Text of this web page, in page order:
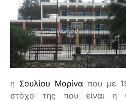
η Σουλίου Μαρίναπου με
στόχο της που είναι η